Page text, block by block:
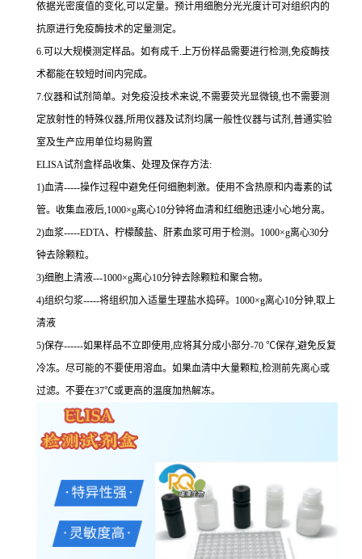
依据光密度值的变化,可以定量。预计用细胞分光光度计可对组织内的
抗原进行免疫酶技术的定量测定。
6.可以大规模测定样品。如有成千.上万份样品需要进行检测,免疫酶技
术都能在较短时间内完成。
7.仪器和试剂简单。对免疫没技术来说,不需要荧光显微镜,也不需要测
定放射性的特殊仪器,所用仪器及试剂均属一般性仪器与试剂,普通实验
室及生产应用单位均易购置
ELISA试剂盒样品收集、处理及保存方法:
1)血清-----操作过程中避免任何细胞刺激。使用不含热原和内毒素的试
管。收集血液后,1000×g离心10分钟将血清和红细胞迅速小心地分离。
2)血浆-----EDTA、柠檬酸盐、肝素血浆可用于检测。1000×g离心30分
钟去除颗粒。
3)细胞上清液---1000×g离心10分钟去除颗粒和聚合物。
4)组织匀浆-----将组织加入适量生理盐水捣碎。1000×g离心10分钟,取上
清液
5)保存------如果样品不立即使用,应将其分成小部分-70 ℃保存,避免反复
冷冻。尽可能的不要使用溶血。如果血清中大量颗粒,检测前先离心或
过滤。不要在37℃或更高的温度加热解冻。